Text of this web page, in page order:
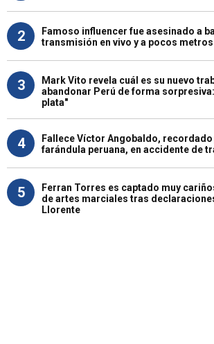
2
Famoso influencer fue asesinado a
transmisión en vivo y a pocos
3
Mark Vito revela cuál es su nuevo
abandonar Perú de forma
plata"
4
Fallece Víctor Angobaldo,
farándula peruana, en accidente de
5
Ferran Torres es captado muy
de artes marciales tras
Llorente